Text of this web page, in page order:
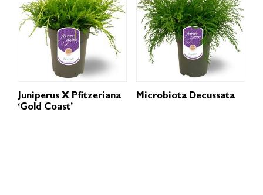
Juniperus X Pfitzeriana
‘Gold Coast’
Microbiota Decussata